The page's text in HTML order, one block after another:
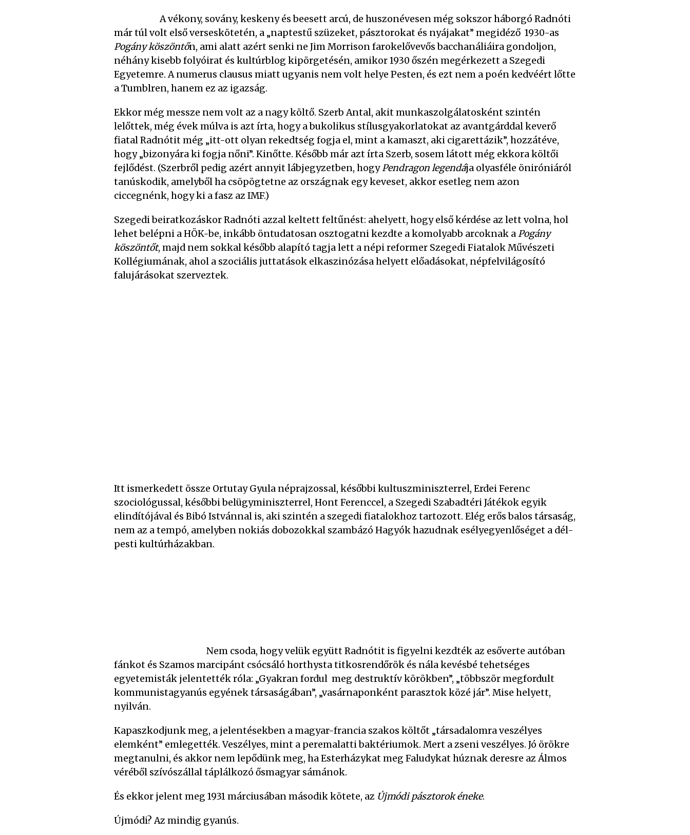
A vékony, sovány, keskeny és beesett arcú, de huszonévesen még sokszor háborgó Radnóti
már túl volt első verseskötetén, a „naptestű szüzeket, pásztorokat és nyájakat” megidéző 1930-as
Pogány köszöntőn, ami alatt azért senki ne Jim Morrison farokelővevős bacchanáliáira gondoljon,
néhány kisebb folyóirat és kultúrblog kipörgetésén, amikor 1930 őszén megérkezett a Szegedi
Egyetemre. A numerus clausus miatt ugyanis nem volt helye Pesten, és ezt nem a poén kedvéért lőtte
a Tumblren, hanem ez az igazság.
Ekkor még messze nem volt az a nagy költő. Szerb Antal, akit munkaszolgálatosként szintén
lelőttek, még évek múlva is azt írta, hogy a bukolikus stílusgyakorlatokat az avantgárddal keverő
fiatal Radnótit még „itt-ott olyan rekedtség fogja el, mint a kamaszt, aki cigarettázik”, hozzátéve,
hogy „bizonyára ki fogja nőni”. Kinőtte. Később már azt írta Szerb, sosem látott még ekkora költői
fejlődést. (Szerbről pedig azért annyit lábjegyzetben, hogyPendragon legendája olyasféle öniróniáról
tanúskodik, amelyből ha csöpögtetne az országnak egy keveset, akkor esetleg nem azon
ciccegnénk, hogy ki a fasz az IMF.)
Szegedi beiratkozáskor Radnóti azzal keltett feltűnést: ahelyett, hogy első kérdése az lett volna, hol
lehet belépni a HÖK-be, inkább öntudatosan osztogatni kezdte a komolyabb arcoknak aPogány
köszöntőt, majd nem sokkal később alapító tagja lett a népi reformer Szegedi Fiatalok Művészeti
Kollégiumának, ahol a szociális juttatások elkaszinózása helyett előadásokat, népfelvilágosító
falujárásokat szerveztek.
Itt ismerkedett össze Ortutay Gyula néprajzossal, későbbi kultuszminiszterrel, Erdei Ferenc
szociológussal, későbbi belügyminiszterrel, Hont Ferenccel, a Szegedi Szabadtéri Játékok egyik
elindítójával és Bibó Istvánnal is, aki szintén a szegedi fiatalokhoz tartozott. Elég erős balos társaság,
nem az a tempó, amelyben nokiás dobozokkal szambázó Hagyók hazudnak esélyegyenlőséget a dél-
pesti kultúrházakban.
Nem csoda, hogy velük együtt Radnótit is figyelni kezdték az esőverte autóban
fánkot és Szamos marcipánt csócsáló horthysta titkosrendőrök és nála kevésbé tehetséges
egyetemisták jelentették róla: „Gyakran fordul meg destruktív körökben”, „többször megfordult
kommunistagyanús egyének társaságában”, „vasárnaponként parasztok közé jár”. Mise helyett,
nyilván.
Kapaszkodjunk meg, a jelentésekben a magyar-francia szakos költőt „társadalomra veszélyes
elemként” emlegették. Veszélyes, mint a peremalatti baktériumok. Mert a zseni veszélyes. Jó örökre
megtanulni, és akkor nem lepődünk meg, ha Esterházykat meg Faludykat húznak deresre az Álmos
véréből szívószállal táplálkozó ősmagyar sámánok.
És ekkor jelent meg 1931 márciusában második kötete, az Újmódi pásztorok éneke.
Újmódi? Az mindig gyanús.